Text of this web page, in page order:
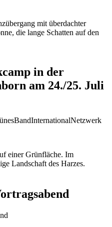
in der
am 24./25. Juli
InternationalNetzwerk